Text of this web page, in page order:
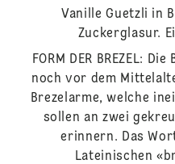
Vanille Guetzli in
Zuckerglasur.
FORM DER BREZEL:
noch vor dem
Brezelarme, welche
sollen an zwei
erinnern. Das
Lateinischen